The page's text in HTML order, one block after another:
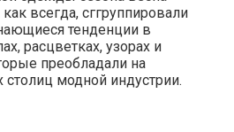
всегда, сггруппировали
тенденции в
расцветках, узорах и
преобладали на
модной индустрии.